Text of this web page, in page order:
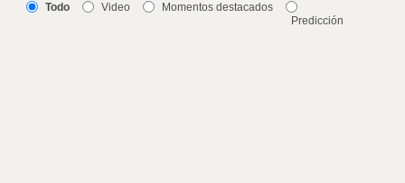
Todo Video
Momentos destacados
Predicción